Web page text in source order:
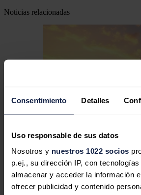
Consentimiento Detalles
Uso responsable de sus datos
Nosotros y nuestros 1022 socios
p.ej., su dirección IP, con
almacenar y acceder la información
ofrecer publicidad y contenido
Noticias relacionadas
La inversión
cambia de rumbo: las